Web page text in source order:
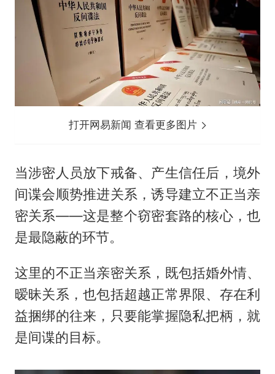
打开网易新闻 查看更多图片
当涉密人员放下戒备、产生信任后，境外
间谍会顺势推进关系，诱导建立不正当亲
密关系——这是整个窃密套路的核心，也
是最隐蔽的环节。
这里的不正当亲密关系，既包括婚外情、
暧昧关系，也包括超越正常界限、存在利
益捆绑的往来，只要能掌握隐私把柄，就
是间谍的目标。